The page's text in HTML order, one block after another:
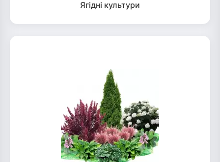
Ягідні культури